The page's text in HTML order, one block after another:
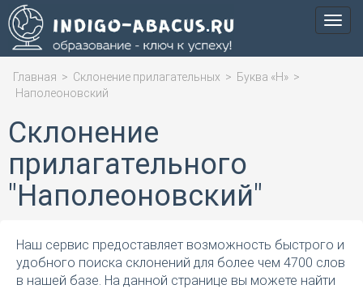
Меню
Главная > Склонение прилагательных > Буква «Н» >
Наполеоновский
Склонение
прилагательного
"Наполеоновский"
Наш сервис предоставляет возможность быстрого и
удобного поиска склонений для более чем 4700 слов
в нашей базе. На данной странице вы можете найти